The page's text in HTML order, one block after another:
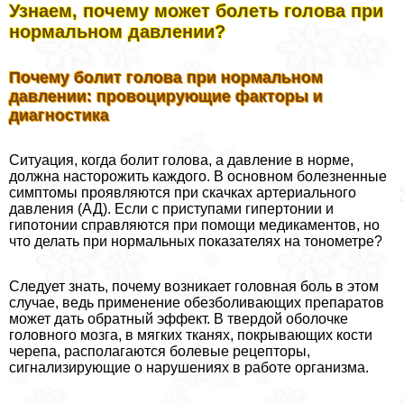
Узнаем, почему может болеть голова при
нормальном давлении?
Почему болит голова при нормальном
давлении: провоцирующие факторы и
диагностика
Ситуация, когда болит голова, а давление в норме,
должна насторожить каждого. В основном болезненные
симптомы проявляются при скачках артериального
давления (АД). Если с приступами гипертонии и
гипотонии справляются при помощи медикаментов, но
что делать при нормальных показателях на тонометре?
Следует знать, почему возникает головная боль в этом
случае, ведь применение обезболивающих препаратов
может дать обратный эффект. В твердой оболочке
головного мозга, в мягких тканях, покрывающих кости
черепа, располагаются болевые рецепторы,
сигнализирующие о нарушениях в работе организма.